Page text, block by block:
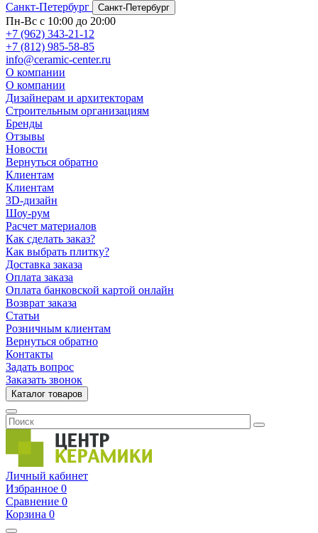
Санкт-Петербург
Санкт-Петербург
Пн-Вс с 10:00 до 20:00
+7 (962) 343-21-12
+7 (812) 985-58-85
info@ceramic-center.ru
О компании
О компании
Дизайнерам и архитекторам
Строительным организациям
Бренды
Отзывы
Новости
Вернуться обратно
Клиентам
Клиентам
3D-дизайн
Шоу-рум
Расчет материалов
Как сделать заказ?
Как выбрать плитку?
Доставка заказа
Оплата заказа
Оплата банковской картой онлайн
Возврат заказа
Статьи
Розничным клиентам
Вернуться обратно
Контакты
Задать вопрос
Заказать звонок
Каталог товаров
Личный кабинет
Избранное 0
Сравнение 0
Корзина 0